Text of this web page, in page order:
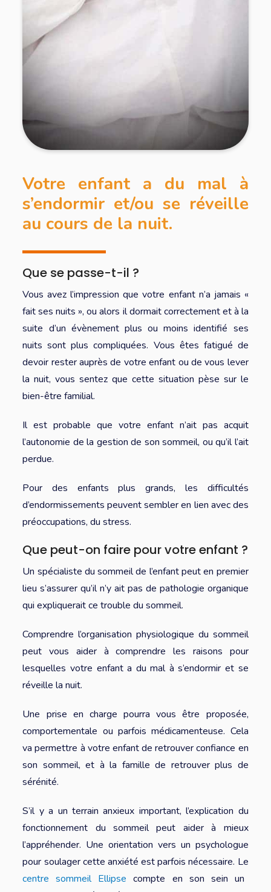
Votre enfant a du mal à
s’endormir et/ou se réveille
au cours de la nuit.
Que se passe-t-il ?
Vous avez l’impression que votre enfant n’a jamais «
fait ses nuits », ou alors il dormait correctement et à la
suite d’un évènement plus ou moins identifié ses
nuits sont plus compliquées. Vous êtes fatigué de
devoir rester auprès de votre enfant ou de vous lever
la nuit, vous sentez que cette situation pèse sur le
bien-être familial.
Il est probable que votre enfant n’ait pas acquit
l’autonomie de la gestion de son sommeil, ou qu’il l’ait
perdue.
Pour des enfants plus grands, les difficultés
d’endormissements peuvent sembler en lien avec des
préoccupations, du stress.
Que peut-on faire pour votre enfant ?
Un spécialiste du sommeil de l’enfant peut en premier
lieu s’assurer qu’il n’y ait pas de pathologie organique
qui expliquerait ce trouble du sommeil.
Comprendre l’organisation physiologique du sommeil
peut vous aider à comprendre les raisons pour
lesquelles votre enfant a du mal à s’endormir et se
réveille la nuit.
Une prise en charge pourra vous être proposée,
comportementale ou parfois médicamenteuse. Cela
va permettre à votre enfant de retrouver confiance en
son sommeil, et à la famille de retrouver plus de
sérénité.
S’il y a un terrain anxieux important, l’explication du
fonctionnement du sommeil peut aider à mieux
l’appréhender. Une orientation vers un psychologue
pour soulager cette anxiété est parfois nécessaire. Le
centre sommeil Ellipse compte en son sein un